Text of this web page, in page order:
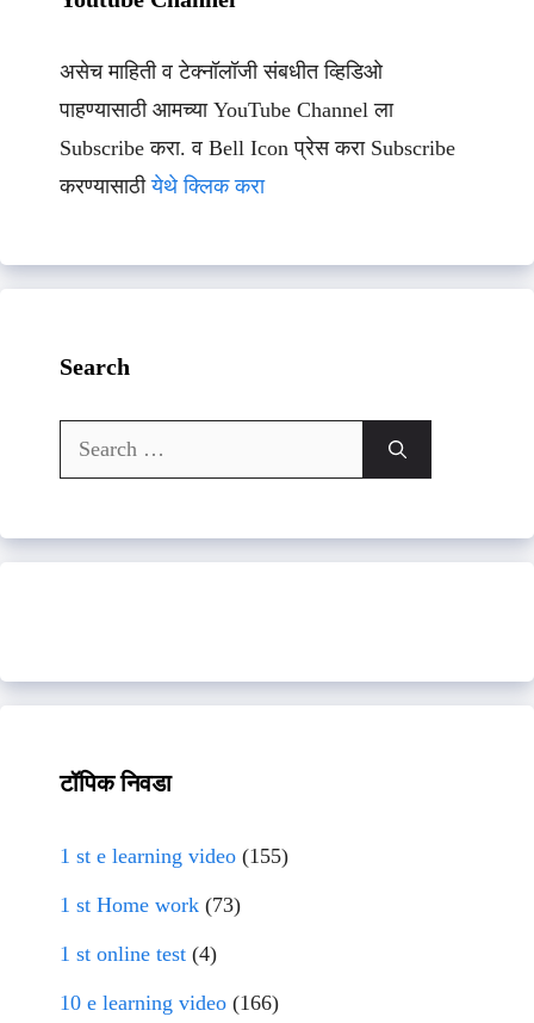
असेच माहिती व टेक्नॉलॉजी संबधीत व्हिडिओ
पाहण्यासाठी आमच्या YouTube Channel ला
Subscribe करा. व Bell Icon प्रेस करा Subscribe
करण्यासाठीयेथे क्लिक करा
Search
Search
for:
टॉपिक निवडा
1 st e learning video (155)
1 st Home work (73)
1 st online test (4)
10 e learning video (166)